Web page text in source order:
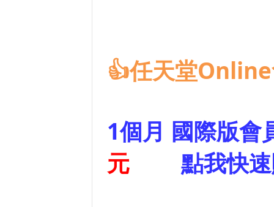
👍任天堂
1個月 國際版會
元
點我快